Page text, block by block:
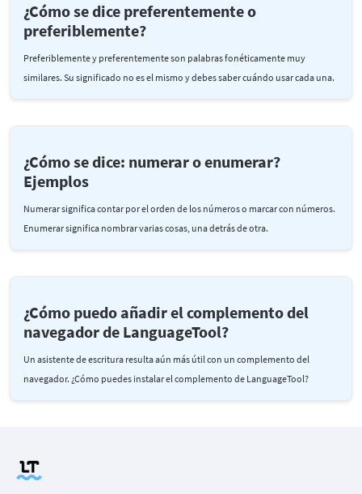
¿Cómo se dice preferentemente o
preferiblemente?
Preferiblemente y preferentemente son palabras fonéticamente muy
similares. Su significado no es el mismo y debes saber cuándo usar cada una.
¿Cómo se dice: numerar o enumerar?
Ejemplos
Numerar significa contar por el orden de los números o marcar con números.
Enumerar significa nombrar varias cosas, una detrás de otra.
¿Cómo puedo añadir el complemento del
navegador de LanguageTool?
Un asistente de escritura resulta aún más útil con un complemento del
navegador. ¿Cómo puedes instalar el complemento de LanguageTool?